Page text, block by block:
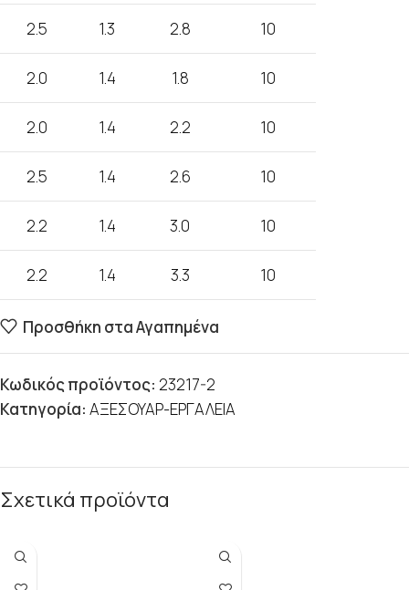
2.5 1.3 2.8 10
2.0 1.4 1.8 10
2.0 1.4 2.2 10
2.5 1.4 2.6 10
2.2 1.4 3.0 10
2.2 1.4 3.3 10
Προσθήκη στα Αγαπημένα
Κωδικός προϊόντος: 23217-2
Κατηγορία: ΑΞΕΣΟΥΑΡ-ΕΡΓΑΛΕΙΑ
Σχετικά προϊόντα